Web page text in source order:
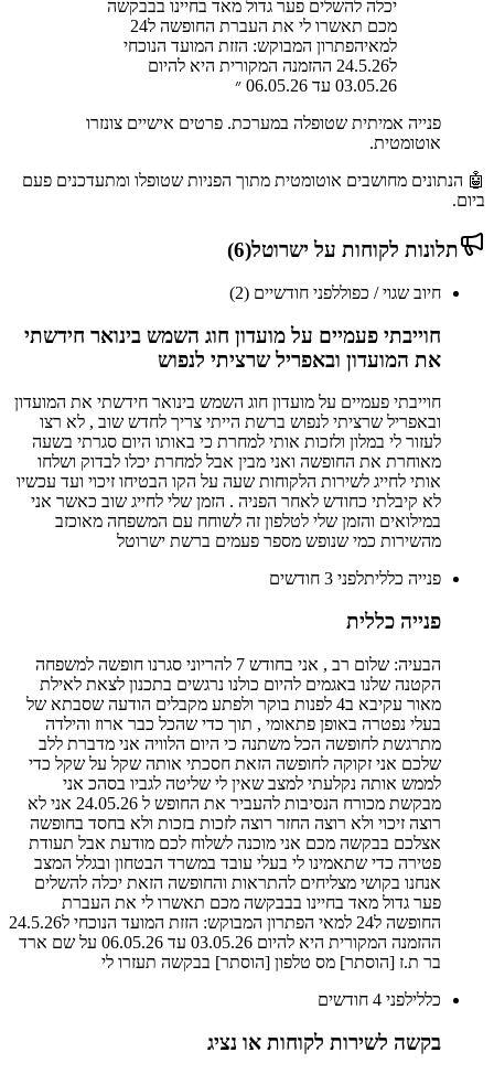
יכלה להשלים פער גדול מאד בחיינו בבבקשה
מכם תאשרו לי את העברת החופשה ל24
למאיהפתרון המבוקש: הזזת המועד הנוכחי
ל24.5.26 ההזמנה המקורית היא להיום
03.05.26 עד 06.05.26
״
פנייה אמיתית שטופלה במערכת. פרטים אישיים צונזרו
אוטומטית.
🤖 הנתונים מחושבים אוטומטית מתוך הפניות שטופלו ומתעדכנים פעם
ביום.
תלונות לקוחות על ישרוטל(
6
)
חיוב שגוי / כפוללפני חודשיים (2)
חוייבתי פעמיים על מועדון חוג השמש בינואר חידשתי
את המועדון ובאפריל שרציתי לנפוש
חוייבתי פעמיים על מועדון חוג השמש בינואר חידשתי את המועדון
ובאפריל שרציתי לנפוש ברשת הייתי צריך לחדש שוב , לא רצו
לעזור לי במלון ולזכות אותי למחרת כי באותו היום סגרתי בשעה
מאוחרת את החופשה ואני מבין אבל למחרת יכלו לבדוק ושלחו
אותי לחייג לשירות הלקוחות שעה על הקו הבטיחו זיכוי ועד עכשיו
לא קיבלתי כחודש לאחר הפניה . הזמן שלי לחייג שוב כאשר אני
במילואים והזמן שלי לטלפון זה לשוחח עם המשפחה מאוכזב
מהשירות כמי שנופש מספר פעמים ברשת ישרוטל
פנייה כלליתלפני 3 חודשים
פנייה כללית
הבעיה: שלום רב , אני בחודש 7 להריוני סגרנו חופשה למשפחה
הקטנה שלנו באגמים להיום כולנו נרגשים בתכנון לצאת לאילת
מאור עקיבא ב4 לפנות בוקר ולפתע מקבלים הודעה שסבתא של
בעלי נפטרה באופן פתאומי , תוך כדי שהכל כבר ארוז והילדה
מתרגשת לחופשה הכל משתנה כי היום הלוויה אני מדברת ללב
שלכם אני זקוקה לחופשה הזאת חסכתי אותה שקל על שקל כדי
לממש אותה נקלעתי למצב שאין לי שליטה לגביו בסהכ אני
מבקשת מכורח הנסיבות להעביר את החופש ל 24.05.26 אני לא
רוצה זיכוי ולא רוצה החזר רוצה לזכות בזכות ולא בחסד בחופשה
אצלכם בבקשה מכם אני מוכנה לשלוח לכם מודעת אבל תעודת
פטירה כדי שתאמינו לי בעלי עובד במשרד הבטחון ובגלל המצב
אנחנו בקושי מצליחים להתראות והחופשה הזאת יכלה להשלים
פער גדול מאד בחיינו בבבקשה מכם תאשרו לי את העברת
החופשה ל24 למאי הפתרון המבוקש: הזזת המועד הנוכחי ל24.5.26
ההזמנה המקורית היא להיום 03.05.26 עד 06.05.26 על שם ארד
בר ת.ז [הוסתר] מס טלפון [הוסתר] בבקשה תעזרו לי
כללילפני 4 חודשים
בקשה לשירות לקוחות או נציג